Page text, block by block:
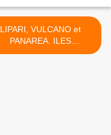
LIPARI, VULCANO et
PANAREA. ILES
EOLIENNES >